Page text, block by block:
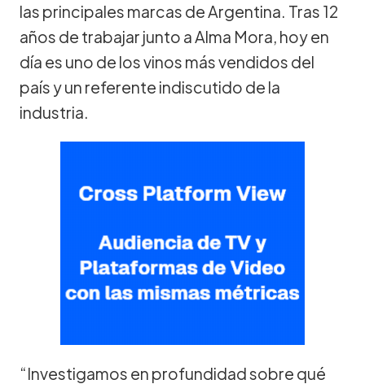
las principales marcas de Argentina. Tras 12
años de trabajar junto a Alma Mora, hoy en
día es uno de los vinos más vendidos del
país y un referente indiscutido de la
industria.
“Investigamos en profundidad sobre qué